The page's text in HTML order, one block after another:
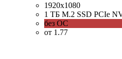
1920x1080
1 ТБ M.2 SSD PCIe
без ОС
от 1.77